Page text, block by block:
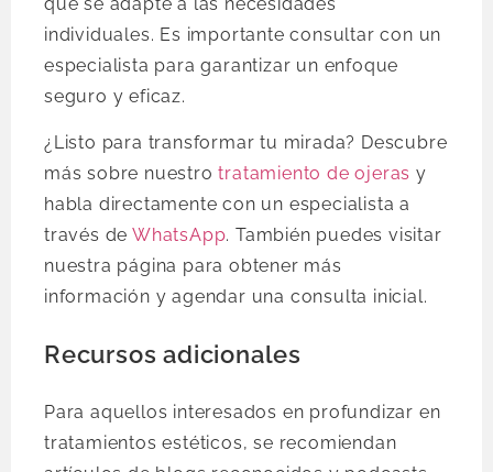
individuales. Es importante consultar con un
especialista para garantizar un enfoque
seguro y eficaz.
¿Listo para transformar tu mirada? Descubre
más sobre nuestrotratamiento de ojeras y
habla directamente con un especialista a
través deWhatsApp. También puedes visitar
nuestra página para obtener más
información y agendar una consulta inicial.
Recursos adicionales
Para aquellos interesados en profundizar en
tratamientos estéticos, se recomiendan